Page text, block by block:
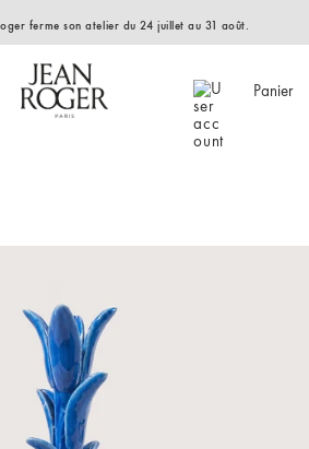
ferme son atelier du 24 juillet au 31 août.
Panier